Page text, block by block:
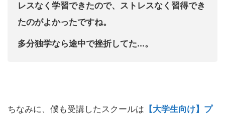
レスなく学習できたので、ストレスなく習得でき
たのがよかったですね。
多分独学なら途中で挫折してた...。
ちなみに、僕も受講したスクールは 【大学生向け】プ